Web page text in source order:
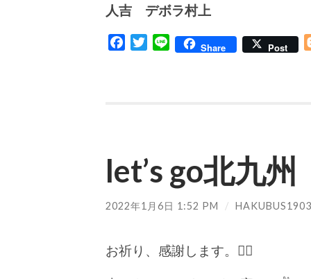
人吉 デボラ村上
Facebook
TwitterLine Share Post
let’s go北九州
2022年1月6日 1:52 PM / HAKUBUS1903
お祈り、感謝します。🙇‍♀️